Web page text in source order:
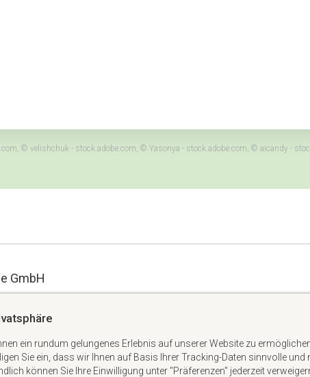
© velishchuk - stock.adobe.com, © Yasonya - stock.adobe.com, © aicandy -
GmbH
63322 Rödermark
AGB
Kontakt
ein rundum gelungenes Erlebnis auf unserer Website zu
Sie ein, dass wir Ihnen auf Basis Ihrer Tracking-Daten sinnvolle und
können Sie Ihre Einwilligung unter "Präferenzen" jederzeit